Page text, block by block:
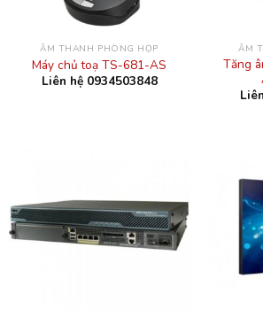
ÂM THANH PHÒNG HỌP
Máy chủ toạ TS-681-AS
Liên hệ 0934503848
ÂM
Tăng